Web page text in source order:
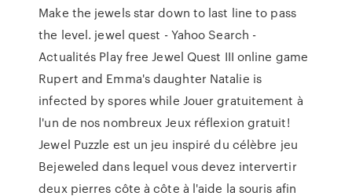
Make the jewels star down to last line to pass
the level. jewel quest - Yahoo Search -
Actualités Play free Jewel Quest III online game
Rupert and Emma's daughter Natalie is
infected by spores while Jouer gratuitement à
l'un de nos nombreux Jeux réflexion gratuit!
Jewel Puzzle est un jeu inspiré du célèbre jeu
Bejeweled dans lequel vous devez intervertir
deux pierres côte à côte à l'aide la souris afin